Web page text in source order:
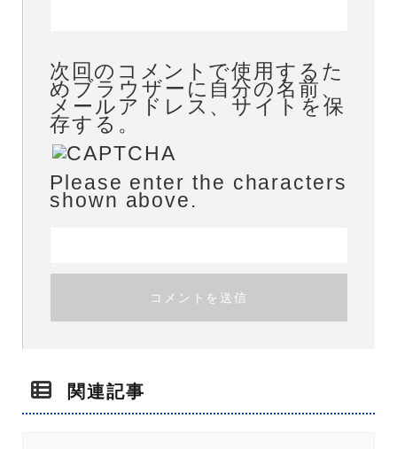
次回のコメントで使用するた
めブラウザーに自分の名前、
メールアドレス、サイトを保
存する。
Please enter the characters
shown above.
関連記事